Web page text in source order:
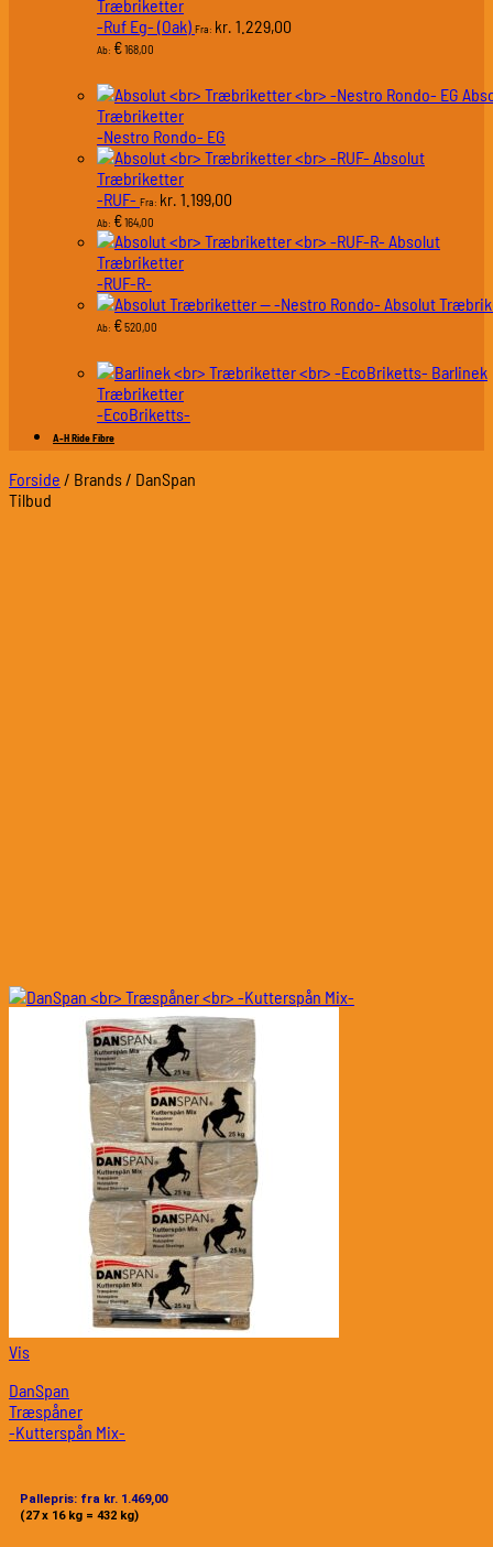
Træbriketter
-Ruf Eg- (Oak) Fra: kr. 1.229,00
Ab: €168,00
Træbriketter
-Nestro Rondo- EG
Absolut
Træbriketter
-RUF- Fra: kr. 1.199,00
Ab: €164,00
Absolut
Træbriketter
-RUF-R-
Absolut
Ab: €520,00
Barlinek
Træbriketter
-EcoBriketts-
A-H Ride Fibre
Forside / Brands / DanSpan
Tilbud
Vis
DanSpan
Træspåner
-Kutterspån Mix-
Pallepris: fra kr. 1.469,00
(27 x 16 kg = 432 kg)